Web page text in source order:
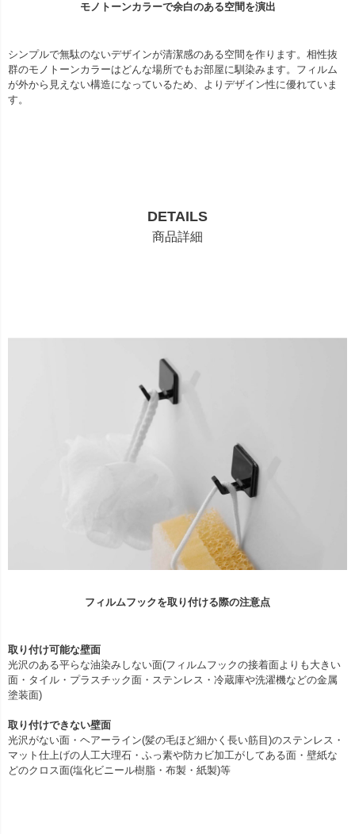
モノトーンカラーで余白のある空間を演出
シンプルで無駄のないデザインが清潔感のある空間を作ります。相性抜
群のモノトーンカラーはどんな場所でもお部屋に馴染みます。フィルム
が外から見えない構造になっているため、よりデザイン性に優れていま
す。
DETAILS
商品詳細
フィルムフックを取り付ける際の注意点
取り付け可能な壁面
光沢のある平らな油染みしない面(フィルムフックの接着面よりも大きい
面・タイル・プラスチック面・ステンレス・冷蔵庫や洗濯機などの金属
塗装面)
取り付けできない壁面
光沢がない面・ヘアーライン(髪の毛ほど細かく長い筋目)のステンレス・
マット仕上げの人工大理石・ふっ素や防カビ加工がしてある面・壁紙な
どのクロス面(塩化ビニール樹脂・布製・紙製)等